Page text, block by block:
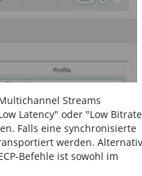
Streams
Latency" oder "Low Bitrate
Falls eine synchronisierte
werden. Alternativ
Befehle ist sowohl im